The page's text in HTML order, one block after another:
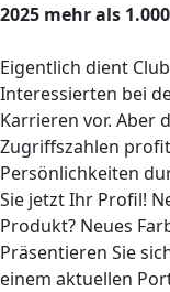
2025 mehr als
Eigentlich dient
Interessierten bei
Karrieren vor. Aber
Zugriffszahlen
Persönlichkeiten
Sie jetzt Ihr Profil!
Produkt? Neues
Präsentieren Sie
einem aktuellen